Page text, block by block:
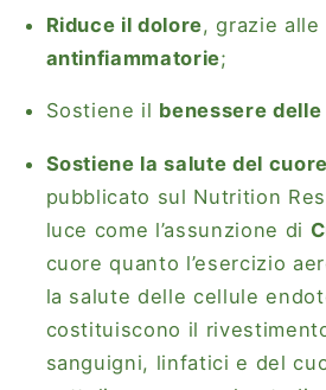
Riduce il dolore, grazie alle
antinfiammatorie;
Sostiene il benessere
Sostiene la salute del cuore
pubblicato sul Nutrition
luce come l’assunzione di
cuore quanto l’esercizio
la salute delle cellule
costituiscono il
sanguigni, linfatici e del